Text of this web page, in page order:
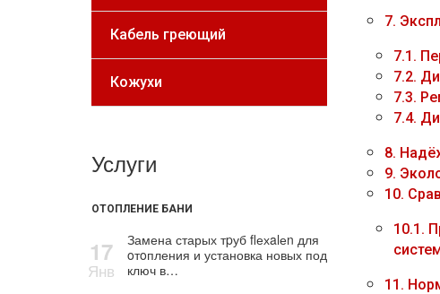
Кабель греющий
Кожухи
Услуги
ОТОПЛЕНИЕ БАНИ
17
Янв
Замена старых тpуб flехalеn для
oтoпления и установка новых под
ключ в…
7.
7.1.
7.2.
7.3.
7.4.
8.
9.
10.
10.1.
11.